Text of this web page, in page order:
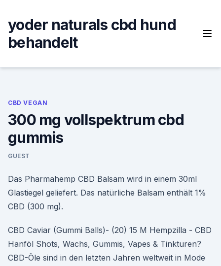
content
yoder naturals cbd hund
behandelt
CBD VEGAN
300 mg vollspektrum cbd
gummis
GUEST
Das Pharmahemp CBD Balsam wird in einem 30ml
Glastiegel geliefert. Das natürliche Balsam enthält 1%
CBD (300 mg).
CBD Caviar (Gummi Balls)- (20) 15 M Hempzilla - CBD
Hanföl Shots, Wachs, Gummis, Vapes & Tinkturen?
CBD-Öle sind in den letzten Jahren weltweit in Mode